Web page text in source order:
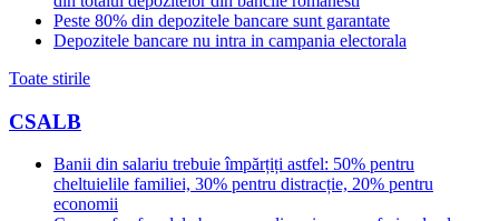
Peste 80% din depozitele bancare sunt garantate
Depozitele bancare nu intra in campania electorala
Toate stirile
CSALB
Banii din salariu trebuie împărțiți astfel: 50% pentru
cheltuielile familiei, 30% pentru distracție, 20% pentru
economii